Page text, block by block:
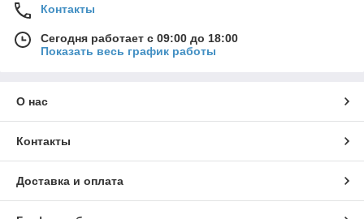
Контакты
Сегодня работает с 09:00 до 18:00
Показать весь график работы
О нас
Контакты
Доставка и оплата